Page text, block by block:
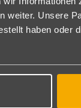
weiter. Unsere
haben oder